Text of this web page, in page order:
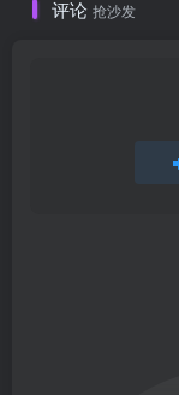
评论 抢沙发